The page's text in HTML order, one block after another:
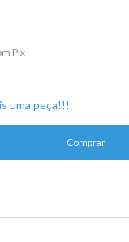
Pix
uma peça!!!